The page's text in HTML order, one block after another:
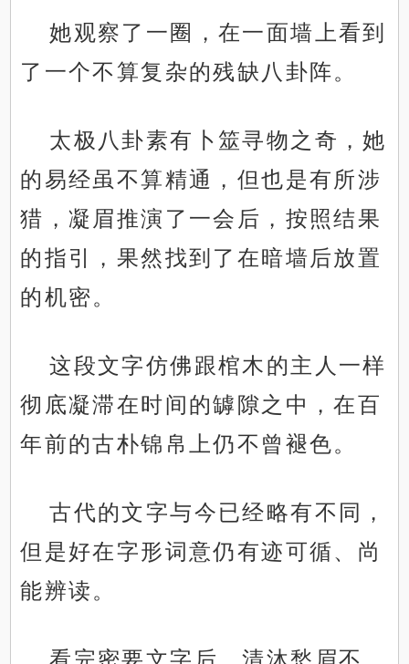
她观察了一圈，在一面墙上看到
了一个不算复杂的残缺八卦阵。
太极八卦素有卜筮寻物之奇，她
的易经虽不算精通，但也是有所涉
猎，凝眉推演了一会后，按照结果
的指引，果然找到了在暗墙后放置
的机密。
这段文字仿佛跟棺木的主人一样
彻底凝滞在时间的罅隙之中，在百
年前的古朴锦帛上仍不曾褪色。
古代的文字与今已经略有不同，
但是好在字形词意仍有迹可循、尚
能辨读。
看完密要文字后，清沐愁眉不